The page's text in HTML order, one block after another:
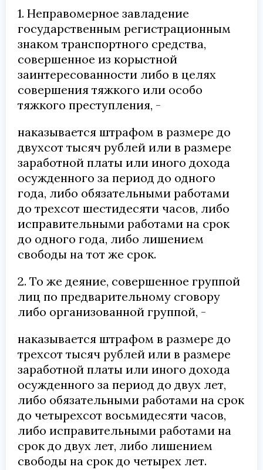
1. Неправомерное завладение
государственным регистрационным
знаком транспортного средства,
совершенное из корыстной
заинтересованности либо в целях
совершения тяжкого или особо
тяжкого преступления, -
наказывается штрафом в размере до
двухсот тысяч рублей или в размере
заработной платы или иного дохода
осужденного за период до одного
года, либо обязательными работами
до трехсот шестидесяти часов, либо
исправительными работами на срок
до одного года, либо лишением
свободы на тот же срок.
2. То же деяние, совершенное группой
лиц по предварительному сговору
либо организованной группой, -
наказывается штрафом в размере до
трехсот тысяч рублей или в размере
заработной платы или иного дохода
осужденного за период до двух лет,
либо обязательными работами на срок
до четырехсот восьмидесяти часов,
либо исправительными работами на
срок до двух лет, либо лишением
свободы на срок до четырех лет.